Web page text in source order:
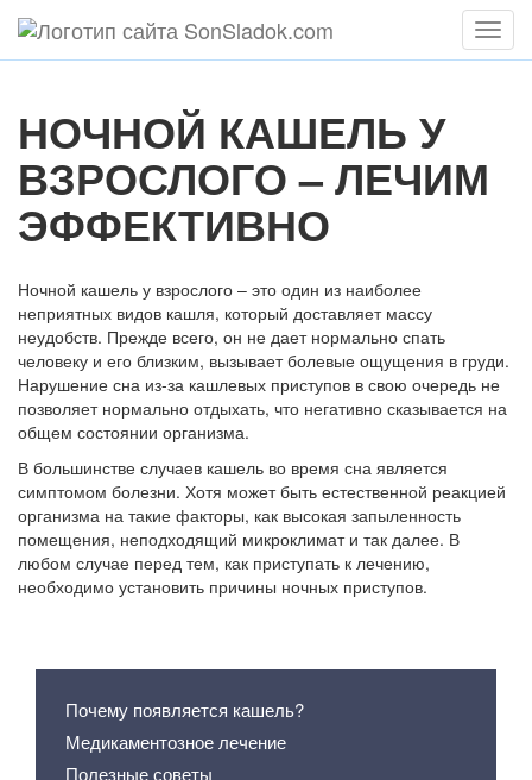
Меню
НОЧНОЙ КАШЕЛЬ У
ВЗРОСЛОГО – ЛЕЧИМ
ЭФФЕКТИВНО
Ночной кашель у взрослого – это один из наиболее
неприятных видов кашля, который доставляет массу
неудобств. Прежде всего, он не дает нормально спать
человеку и его близким, вызывает болевые ощущения в груди.
Нарушение сна из-за кашлевых приступов в свою очередь не
позволяет нормально отдыхать, что негативно сказывается на
общем состоянии организма.
В большинстве случаев кашель во время сна является
симптомом болезни. Хотя может быть естественной реакцией
организма на такие факторы, как высокая запыленность
помещения, неподходящий микроклимат и так далее. В
любом случае перед тем, как приступать к лечению,
необходимо установить причины ночных приступов.
Почему появляется кашель?
Медикаментозное лечение
Полезные советы